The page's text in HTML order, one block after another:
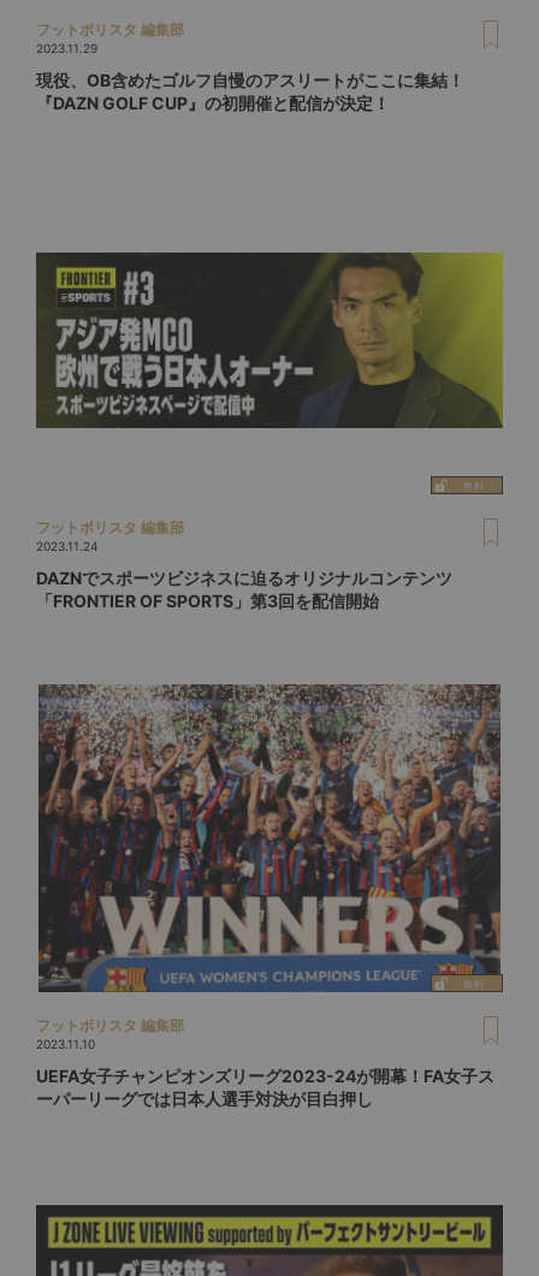
フットボリスタ 編集部
2023.11.29
現役、OB含めたゴルフ自慢のアスリートがここに集結！
『DAZN GOLF CUP』の初開催と配信が決定！
フットボリスタ 編集部
2023.11.24
DAZNでスポーツビジネスに迫るオリジナルコンテンツ
「FRONTIER OF SPORTS」第3回を配信開始
フットボリスタ 編集部
2023.11.10
UEFA女子チャンピオンズリーグ2023-24が開幕！FA女子ス
ーパーリーグでは日本人選手対決が目白押し